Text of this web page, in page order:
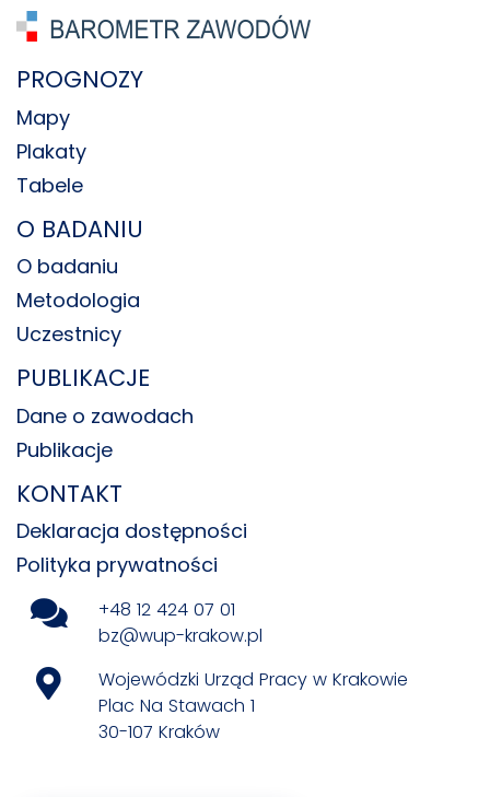
PROGNOZY
Mapy
Plakaty
Tabele
O BADANIU
O badaniu
Metodologia
Uczestnicy
PUBLIKACJE
Dane o zawodach
Publikacje
KONTAKT
Deklaracja dostępności
Polityka prywatności
+48 12 424 07 01
bz@wup-krakow.pl
Wojewódzki Urząd Pracy w Krakowie
Plac Na Stawach 1
30-107 Kraków